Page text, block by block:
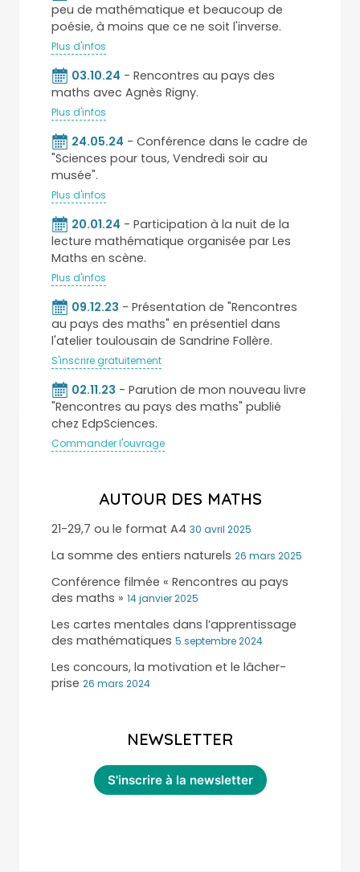
peu de mathématique et beaucoup de
poésie, à moins que ce ne soit l'inverse.
Plus d'infos
03.10.24 - Rencontres au pays des
maths avec Agnès Rigny.
Plus d'infos
24.05.24 - Conférence dans le cadre de
"Sciences pour tous, Vendredi soir au
musée".
Plus d'infos
20.01.24 - Participation à la nuit de la
lecture mathématique organisée par Les
Maths en scène.
Plus d'infos
09.12.23 - Présentation de "Rencontres
au pays des maths" en présentiel dans
l'atelier toulousain de Sandrine Follère.
S'inscrire gratuitement
02.11.23 - Parution de mon nouveau livre
"Rencontres au pays des maths" publié
chez EdpSciences.
Commander l'ouvrage
AUTOUR DES MATHS
21-29,7 ou le format A4 30 avril 2025
La somme des entiers naturels 26 mars 2025
Conférence filmée « Rencontres au pays
des maths » 14 janvier 2025
Les cartes mentales dans l’apprentissage
des mathématiques 5 septembre 2024
Les concours, la motivation et le lâcher-
prise 26 mars 2024
NEWSLETTER